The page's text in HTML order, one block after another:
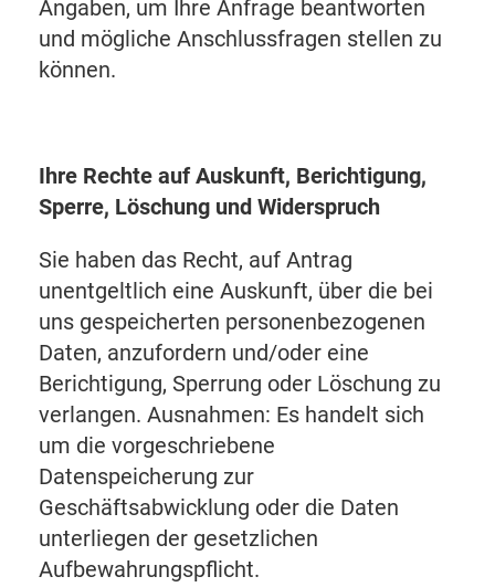
Angaben, um Ihre Anfrage beantworten
und mögliche Anschlussfragen stellen zu
können.
Ihre Rechte auf Auskunft, Berichtigung,
Sperre, Löschung und Widerspruch
Sie haben das Recht, auf Antrag
unentgeltlich eine Auskunft, über die bei
uns gespeicherten personenbezogenen
Daten, anzufordern und/oder eine
Berichtigung, Sperrung oder Löschung zu
verlangen. Ausnahmen: Es handelt sich
um die vorgeschriebene
Datenspeicherung zur
Geschäftsabwicklung oder die Daten
unterliegen der gesetzlichen
Aufbewahrungspflicht.